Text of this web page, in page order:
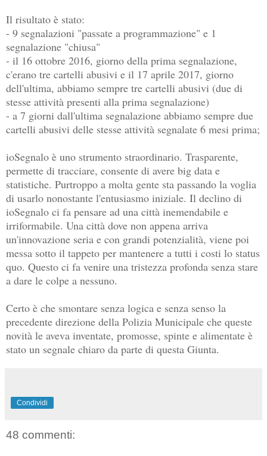
Il risultato è stato:
- 9 segnalazioni "passate a programmazione" e 1
segnalazione "chiusa"
- il 16 ottobre 2016, giorno della prima segnalazione,
c'erano tre cartelli abusivi e il 17 aprile 2017, giorno
dell'ultima, abbiamo sempre tre cartelli abusivi (due di
stesse attività presenti alla prima segnalazione)
- a 7 giorni dall'ultima segnalazione abbiamo sempre due
cartelli abusivi delle stesse attività segnalate 6 mesi prima;
ioSegnalo è uno strumento straordinario. Trasparente,
permette di tracciare, consente di avere big data e
statistiche. Purtroppo a molta gente sta passando la voglia
di usarlo nonostante l'entusiasmo iniziale. Il declino di
ioSegnalo ci fa pensare ad una città inemendabile e
irriformabile. Una città dove non appena arriva
un'innovazione seria e con grandi potenzialità, viene poi
messa sotto il tappeto per mantenere a tutti i costi lo status
quo. Questo ci fa venire una tristezza profonda senza stare
a dare le colpe a nessuno.
Certo è che smontare senza logica e senza senso la
precedente direzione della Polizia Municipale che queste
novità le aveva inventate, promosse, spinte e alimentate è
stato un segnale chiaro da parte di questa Giunta.
Condividi
48 commenti: